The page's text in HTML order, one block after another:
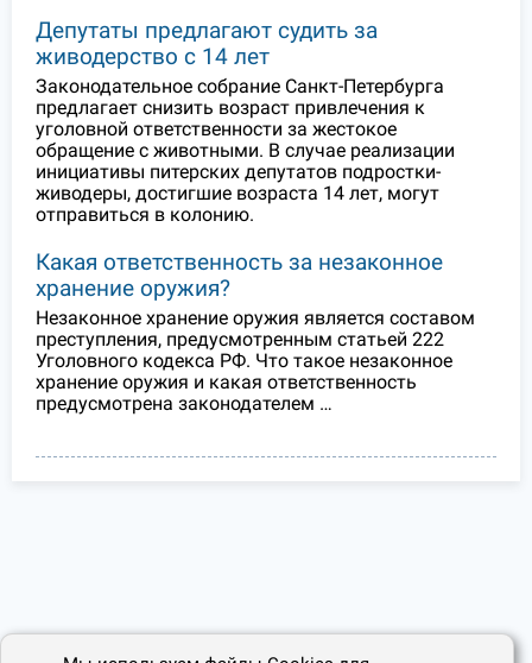
Депутаты предлагают судить за
живодерство с 14 лет
Законодательное собрание Санкт-Петербурга
предлагает снизить возраст привлечения к
уголовной ответственности за жестокое
обращение с животными. В случае реализации
инициативы питерских депутатов подростки-
живодеры, достигшие возраста 14 лет, могут
отправиться в колонию.
Какая ответственность за незаконное
хранение оружия?
Незаконное хранение оружия является составом
преступления, предусмотренным статьей 222
Уголовного кодекса РФ. Что такое незаконное
хранение оружия и какая ответственность
предусмотрена законодателем …